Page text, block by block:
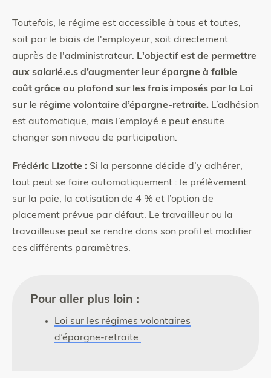
Toutefois, le régime est accessible à tous et toutes,
soit par le biais de l'employeur, soit directement
auprès de l'administrateur. L'objectif est de permettre
aux salarié.e.s d’augmenter leur épargne à faible
coût grâce au plafond sur les frais imposés par la Loi
sur le régime volontaire d’épargne-retraite. L’adhésion
est automatique, mais l’employé.e peut ensuite
changer son niveau de participation.
Frédéric Lizotte : Si la personne décide d’y adhérer,
tout peut se faire automatiquement : le prélèvement
sur la paie, la cotisation de 4 % et l’option de
placement prévue par défaut. Le travailleur ou la
travailleuse peut se rendre dans son profil et modifier
ces différents paramètres.
Pour aller plus loin :
Loi sur les régimes volontaires
d’épargne-retraite